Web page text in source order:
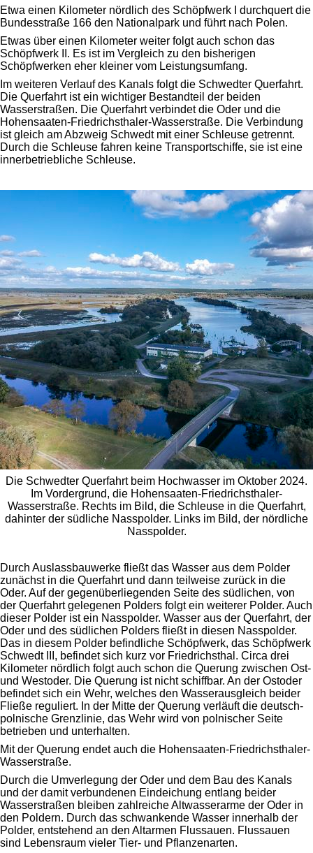
Etwa einen Kilometer nördlich des Schöpfwerk I durchquert die
Bundesstraße 166 den Nationalpark und führt nach Polen.
Etwas über einen Kilometer weiter folgt auch schon das
Schöpfwerk II. Es ist im Vergleich zu den bisherigen
Schöpfwerken eher kleiner vom Leistungsumfang.
Im weiteren Verlauf des Kanals folgt die Schwedter Querfahrt.
Die Querfahrt ist ein wichtiger Bestandteil der beiden
Wasserstraßen. Die Querfahrt verbindet die Oder und die
Hohensaaten-Friedrichsthaler-Wasserstraße. Die Verbindung
ist gleich am Abzweig Schwedt mit einer Schleuse getrennt.
Durch die Schleuse fahren keine Transportschiffe, sie ist eine
innerbetriebliche Schleuse.
Die Schwedter Querfahrt beim Hochwasser im Oktober 2024.
Im Vordergrund, die Hohensaaten-Friedrichsthaler-
Wasserstraße. Rechts im Bild, die Schleuse in die Querfahrt,
dahinter der südliche Nasspolder. Links im Bild, der nördliche
Nasspolder.
Durch Auslassbauwerke fließt das Wasser aus dem Polder
zunächst in die Querfahrt und dann teilweise zurück in die
Oder. Auf der gegenüberliegenden Seite des südlichen, von
der Querfahrt gelegenen Polders folgt ein weiterer Polder. Auch
dieser Polder ist ein Nasspolder. Wasser aus der Querfahrt, der
Oder und des südlichen Polders fließt in diesen Nasspolder.
Das in diesem Polder befindliche Schöpfwerk, das Schöpfwerk
Schwedt III, befindet sich kurz vor Friedrichsthal. Circa drei
Kilometer nördlich folgt auch schon die Querung zwischen Ost-
und Westoder. Die Querung ist nicht schiffbar. An der Ostoder
befindet sich ein Wehr, welches den Wasserausgleich beider
Fließe reguliert. In der Mitte der Querung verläuft die deutsch-
polnische Grenzlinie, das Wehr wird von polnischer Seite
betrieben und unterhalten.
Mit der Querung endet auch die Hohensaaten-Friedrichsthaler-
Wasserstraße.
Durch die Umverlegung der Oder und dem Bau des Kanals
und der damit verbundenen Eindeichung entlang beider
Wasserstraßen bleiben zahlreiche Altwasserarme der Oder in
den Poldern. Durch das schwankende Wasser innerhalb der
Polder, entstehend an den Altarmen Flussauen. Flussauen
sind Lebensraum vieler Tier- und Pflanzenarten.